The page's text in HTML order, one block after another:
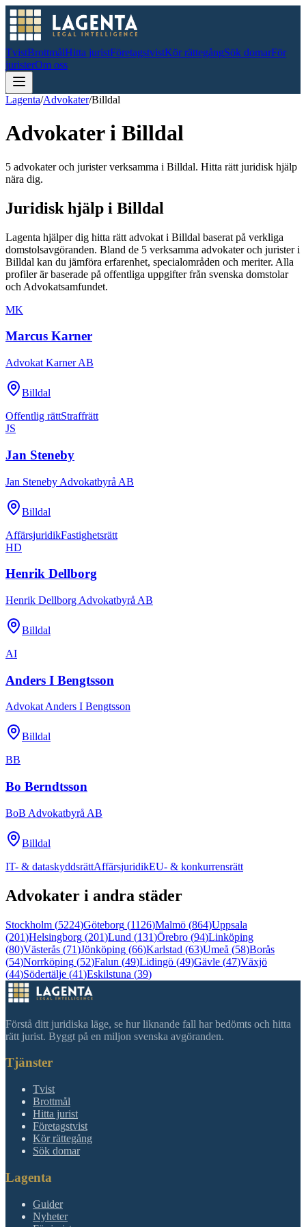
TvistBrottmålHitta juristFöretagstvistKör rättegångSök domarFör
juristerOm oss
Lagenta/Advokater/Billdal
Advokater i Billdal
5 advokater och jurister verksamma i Billdal. Hitta rätt juridisk hjälp
nära dig.
Juridisk hjälp i Billdal
Lagenta hjälper dig hitta rätt advokat i Billdal baserat på verkliga
domstolsavgöranden. Bland de 5 verksamma advokater och jurister i
Billdal kan du jämföra erfarenhet, specialområden och meriter. Alla
profiler är baserade på offentliga uppgifter från svenska domstolar
och Advokatsamfundet.
MK
Marcus Karner
Advokat Karner AB
Billdal
Offentlig rättStraffrätt
JS
Jan Steneby
Jan Steneby Advokatbyrå AB
Billdal
AffärsjuridikFastighetsrätt
HD
Henrik Dellborg
Henrik Dellborg Advokatbyrå AB
Billdal
AI
Anders I Bengtsson
Advokat Anders I Bengtsson
Billdal
BB
Bo Berndtsson
BoB Advokatbyrå AB
Billdal
IT- & dataskyddsrättAffärsjuridikEU- & konkurrensrätt
Advokater i andra städer
Stockholm (5224)Göteborg (1126)Malmö (864)Uppsala
(201)Helsingborg (201)Lund (131)Örebro (94)Linköping
(80)Västerås (71)Jönköping (66)Karlstad (63)Umeå (58)Borås
(54)Norrköping (52)Falun (49)Lidingö (49)Gävle (47)Växjö
(44)Södertälje (41)Eskilstuna (39)
Förstå ditt juridiska läge, se hur liknande fall har bedömts och hitta
rätt jurist. Byggt på en miljon svenska avgöranden.
Tjänster
Tvist
Brottmål
Hitta jurist
Företagstvist
Kör rättegång
Sök domar
Lagenta
Guider
Nyheter